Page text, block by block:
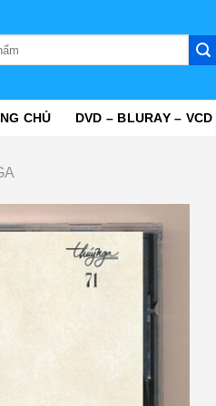
CHỦ DVD – BLURAY – VCD